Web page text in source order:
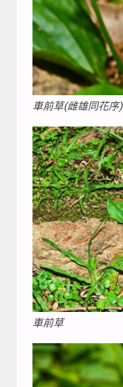
車前草(雌雄同花序)
車前草